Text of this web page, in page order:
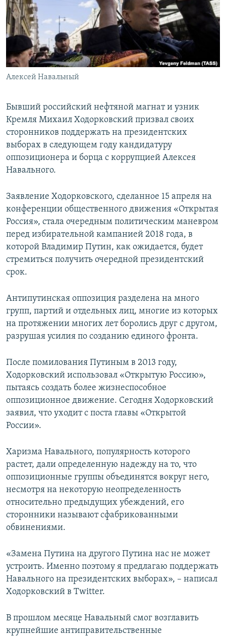
ПОБЕДИТЕЛЕЙ НЕ СУДЯТ?
КРЫМ.НЕПОКОРЕННЫЙ
ELIFBE
УКРАИНСКАЯ ПРОБЛЕМА КРЫМА
ПРИСОЕДИНЯЙТЕСЬ!
Все сайты RFE/RL
Алексей Навальный
Бывший российский нефтяной магнат и узник
Кремля Михаил Ходорковский призвал своих
сторонников поддержать на президентских
выборах в следующем году кандидатуру
оппозиционера и борца с коррупцией Алексея
Навального.
Заявление Ходорковского, сделанное 15 апреля на
конференции общественного движения «Открытая
Россия», стала очередным политическим маневром
перед избирательной кампанией 2018 года, в
которой Владимир Путин, как ожидается, будет
стремиться получить очередной президентский
срок.
Антипутинская оппозиция разделена на много
групп, партий и отдельных лиц, многие из которых
на протяжении многих лет боролись друг с другом,
разрушая усилия по созданию единого фронта.
После помилования Путиным в 2013 году,
Ходорковский использовал «Открытую Россию»,
пытаясь создать более жизнеспособное
оппозиционное движение. Сегодня Ходорковский
заявил, что уходит с поста главы «Открытой
России».
Харизма Навального, популярность которого
растет, дали определенную надежду на то, что
оппозиционные группы объединятся вокруг него,
несмотря на некоторую неопределенность
относительно предыдущих убеждений, его
сторонники называют сфабрикованными
обвинениями.
«Замена Путина на другого Путина нас не может
устроить. Именно поэтому я предлагаю поддержать
Навального на президентских выборах», – написал
Ходорковский в Twitter.
В прошлом месяце Навальный смог возглавить
крупнейшие антиправительственные